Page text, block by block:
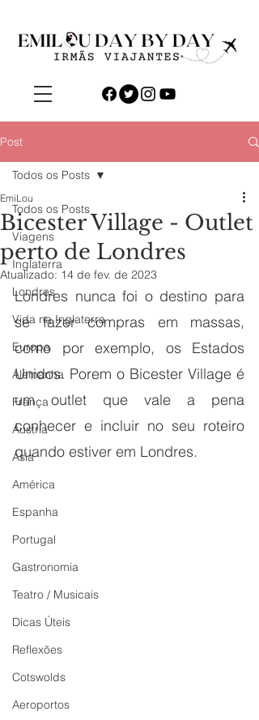
Post
Todos os Posts
Viagens
Inglaterra
Londres
Vida na Inglaterra
Europa
Alemanha
França
Áustria
Ásia
América
Espanha
Portugal
Gastronomia
Teatro / Musicais
Dicas Úteis
Reflexões
Cotswolds
Aeroportos
Todos os Posts
Bicester Village - Outlet
perto de Londres
EmiLou
Atualizado: 14 de fev. de 2023
Londres nunca foi o destino para
se fazer compras em massas,
como por exemplo, os Estados
Unidos. Porem o Bicester Village é
um outlet que vale a pena
conhecer e incluir no seu roteiro
quando estiver em Londres.